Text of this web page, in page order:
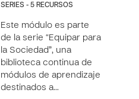
SERIES - 5 RECURSOS
Este módulo es parte
de la serie “Equipar para
la Sociedad”, una
biblioteca continua de
módulos de aprendizaje
destinados a…